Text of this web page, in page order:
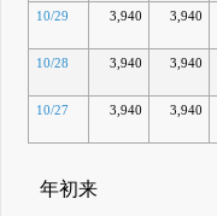
10/29 3,940 3,940
10/28 3,940 3,940
10/27 3,940 3,940
年初来